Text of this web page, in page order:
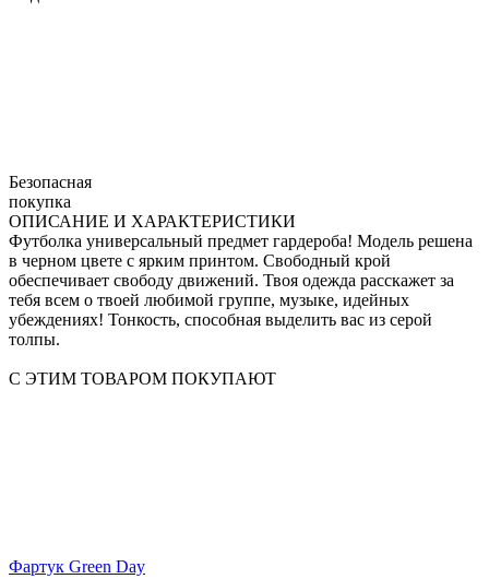
Безопасная
покупка
ОПИСАНИЕ И ХАРАКТЕРИСТИКИ
Футболка универсальный предмет гардероба! Модель решена
в черном цвете с ярким принтом. Свободный крой
обеспечивает свободу движений. Твоя одежда расскажет за
тебя всем о твоей любимой группе, музыке, идейных
убеждениях! Тонкость, способная выделить вас из серой
толпы.
С ЭТИМ ТОВАРОМ ПОКУПАЮТ
Фартук Green Day